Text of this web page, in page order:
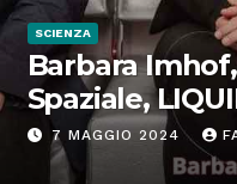
SCIENZA
Barbara
Spaziale,
“Progettiamo
Spazio”
7 MAGGIO 2024